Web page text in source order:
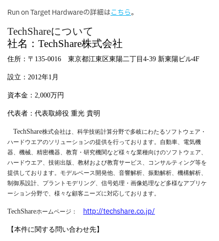
Run on Target Hardwareの詳細はこちら。
TechShareについて
社名： TechShare株式会社
住所：〒 135-0016 東京都江東区東陽二丁目 4-39 新東陽ビル4F
設立： 2012年1 月
資本金： 2,000万円
代表者：代表取締役 重光 貴明
TechShare株式会社は、科学技術計算分野で多岐にわたるソフトウェア・
ハードウエアのソリューションの提供を行っております。自動車、電気機
器、機械、精密機器、教育・研究機関など様々な業種向けのソフトウェア、
ハードウエア、技術出版、教材および教育サービス、コンサルティング等を
提供しております。モデルベース開発他、音響解析、振動解析、機構解析、
制御系設計、プラントモデリング、信号処理・画像処理など多様なアプリケ
ーション分野で、様々な顧客ニーズに対応しております。
TechShareホームページ： http://techshare.co.jp/
【本件に関する問い合わせ先】